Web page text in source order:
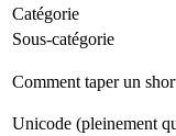
Catégorie
Sous-catégorie
Comment taper un
Unicode (pleinement